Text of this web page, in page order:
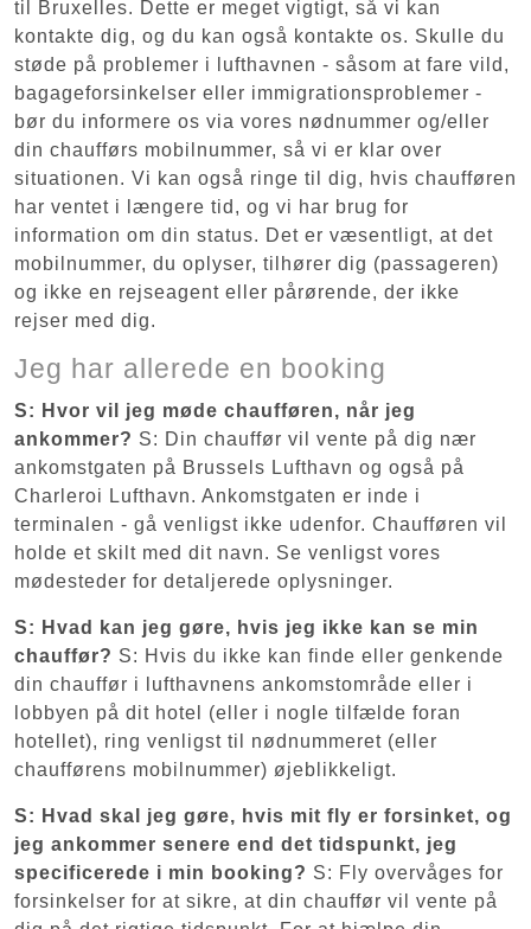
til Bruxelles. Dette er meget vigtigt, så vi kan
kontakte dig, og du kan også kontakte os. Skulle du
støde på problemer i lufthavnen - såsom at fare vild,
bagageforsinkelser eller immigrationsproblemer -
bør du informere os via vores nødnummer og/eller
din chaufførs mobilnummer, så vi er klar over
situationen. Vi kan også ringe til dig, hvis chaufføren
har ventet i længere tid, og vi har brug for
information om din status. Det er væsentligt, at det
mobilnummer, du oplyser, tilhører dig (passageren)
og ikke en rejseagent eller pårørende, der ikke
rejser med dig.
Jeg har allerede en booking
S: Hvor vil jeg møde chaufføren, når jeg
ankommer? S: Din chauffør vil vente på dig nær
ankomstgaten på Brussels Lufthavn og også på
Charleroi Lufthavn. Ankomstgaten er inde i
terminalen - gå venligst ikke udenfor. Chaufføren vil
holde et skilt med dit navn. Se venligst vores
mødesteder for detaljerede oplysninger.
S: Hvad kan jeg gøre, hvis jeg ikke kan se min
chauffør? S: Hvis du ikke kan finde eller genkende
din chauffør i lufthavnens ankomstområde eller i
lobbyen på dit hotel (eller i nogle tilfælde foran
hotellet), ring venligst til nødnummeret (eller
chaufførens mobilnummer) øjeblikkeligt.
S: Hvad skal jeg gøre, hvis mit fly er forsinket, og
jeg ankommer senere end det tidspunkt, jeg
specificerede i min booking? S: Fly overvåges for
forsinkelser for at sikre, at din chauffør vil vente på